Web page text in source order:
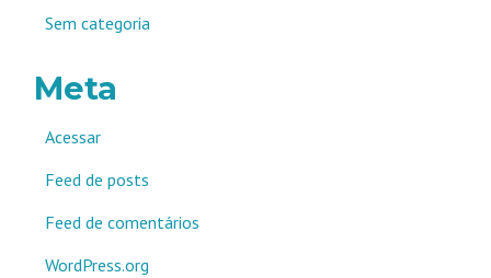
Sem categoria
Meta
Acessar
Feed de posts
Feed de comentários
WordPress.org